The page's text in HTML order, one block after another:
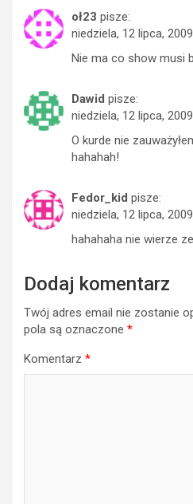
oł23 pisze:
niedziela, 12 lipca,
Nie ma co show musi
Dawid pisze:
niedziela, 12 lipca,
O kurde nie
hahahah!
Fedor_kid pisze:
niedziela, 12 lipca,
hahahaha nie wierze
Dodaj komentarz
Twój adres email nie zostanie
pola są oznaczone *
Komentarz *